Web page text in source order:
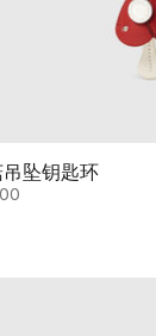
吊坠钥匙环